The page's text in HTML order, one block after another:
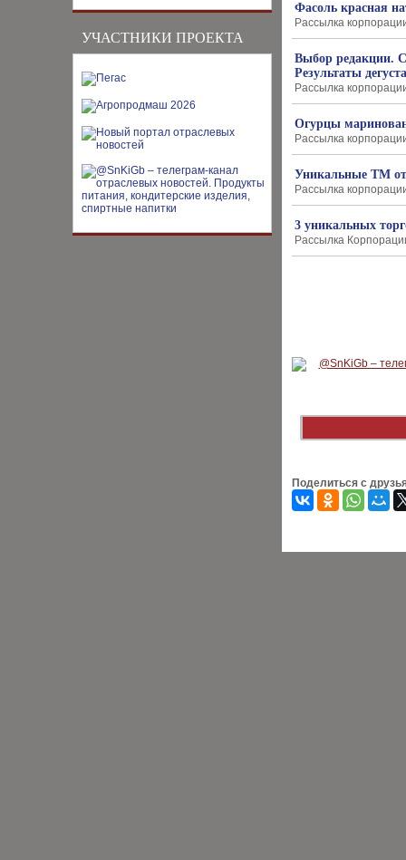
УЧАСТНИКИ ПРОЕКТА
Фасоль красная
Рассылка
Выбор редакции.
Результаты
Рассылка
Огурцы
Рассылка
Уникальные ТМ
Рассылка
3 уникальных
Рассылка
Поделиться с